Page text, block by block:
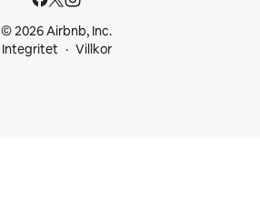
© 2026 Airbnb, Inc.
Integritet
Villkor